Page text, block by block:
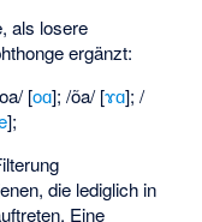
als losere
ergänzt:
[oɑ]; /õa/ [ɤɑ]; /
];
die lediglich in
Eine